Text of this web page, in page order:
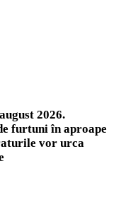
2026.
furtuni în aproape
vor urca